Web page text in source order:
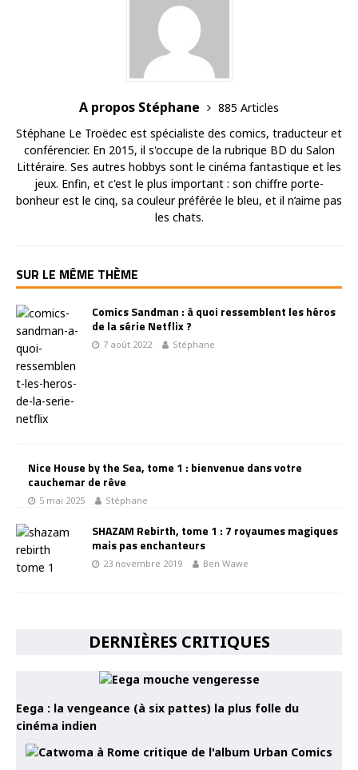
A propos Stéphane
885 Articles
Stéphane Le Troëdec est spécialiste des comics, traducteur et
conférencier. En 2015, il s'occupe de la rubrique BD du Salon
Littéraire. Ses autres hobbys sont le cinéma fantastique et les
jeux. Enfin, et c'est le plus important : son chiffre porte-
bonheur est le cinq, sa couleur préférée le bleu, et il n’aime pas
les chats.
SUR LE MÊME THÈME
Comics Sandman : à quoi ressemblent les héros
de la série Netflix ?
7 août 2022 Stéphane
Nice House by the Sea, tome 1 : bienvenue dans votre
cauchemar de rêve
5 mai 2025 Stéphane
SHAZAM Rebirth, tome 1 : 7 royaumes magiques
mais pas enchanteurs
23 novembre 2019 Ben Wawe
DERNIÈRES CRITIQUES
Eega : la vengeance (à six pattes) la plus folle du
cinéma indien